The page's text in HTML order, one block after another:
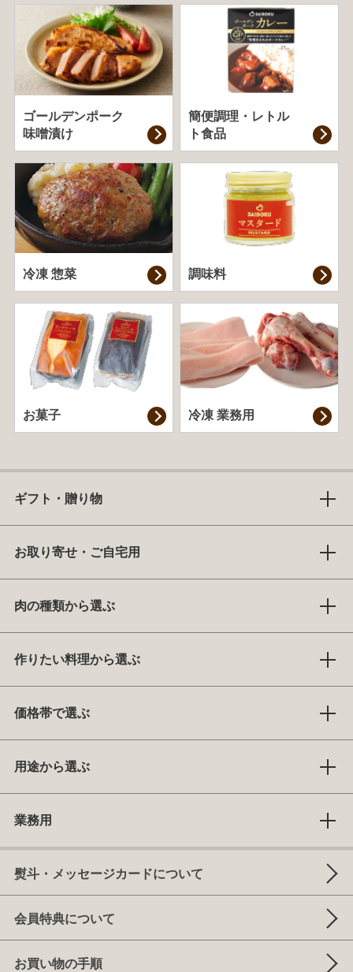
ゴールデンポーク
味噌漬け
簡便調理・ レトル
ト食品
冷凍 惣菜 調味料
お菓子 冷凍 業務用
ギフト・贈り物
お取り寄せ・ご自宅用
肉の種類から選ぶ
作りたい料理から選ぶ
価格帯で選ぶ
用途から選ぶ
業務用
熨斗・メッセージカードについて
会員特典について
お買い物の手順